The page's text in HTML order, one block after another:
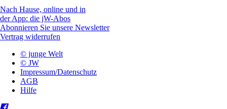
Nach Hause, online und in
der App: die jW-Abos
Abonnieren Sie unsere Newsletter
Vertrag widerrufen
© junge Welt
© JW
Impressum/Datenschutz
AGB
Hilfe